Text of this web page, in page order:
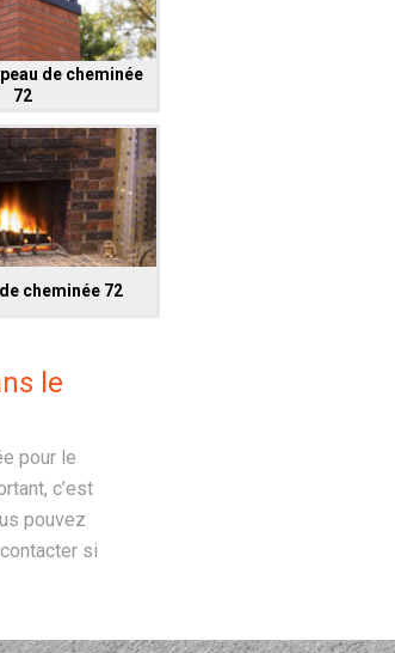
de cheminée
72
cheminée 72
le
pour le
c’est
pouvez
si